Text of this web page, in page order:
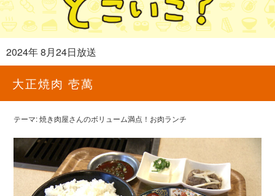
動画イズム ニュース
天気・防災 イベント
映画
グッズ
2024年 8月24日放送
大正焼肉 壱萬
テーマ: 焼き肉屋さんのボリューム満点！お肉ランチ